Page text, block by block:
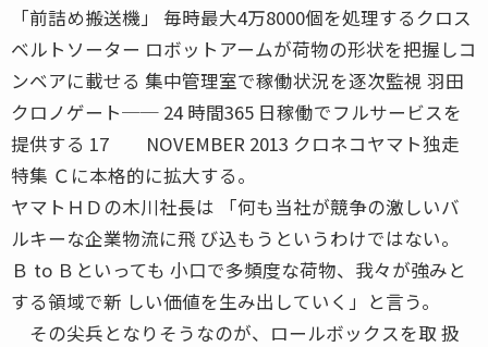
「前詰め搬送機」 毎時最大4万8000個を処理するクロス
ベルトソーター ロボットアームが荷物の形状を把握しコ
ンベアに載せる 集中管理室で稼働状況を逐次監視 羽田
クロノゲート── 24 時間365 日稼働でフルサービスを
提供する 17 NOVEMBER 2013 クロネコヤマト独走
特集 Ｃに本格的に拡大する。
ヤマトＨＤの木川社長は 「何も当社が競争の激しいバ
ルキーな企業物流に飛 び込もうというわけではない。
Ｂ to Ｂといっても 小口で多頻度な荷物、我々が強みと
する領域で新 しい価値を生み出していく」と言う。
その尖兵となりそうなのが、ロールボックスを取 扱